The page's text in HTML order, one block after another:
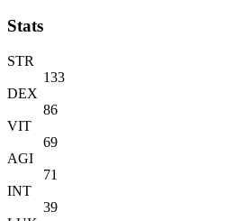
Stats
STR
133
DEX
86
VIT
69
AGI
71
INT
39